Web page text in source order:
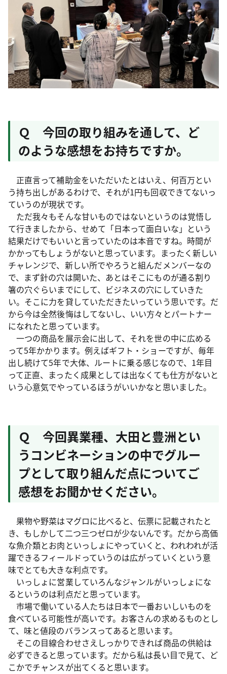
Ｑ 今回の取り組みを通して、ど
のような感想をお持ちですか。
正直言って補助金をいただいたとはいえ、何百万とい
う持ち出しがあるわけで、それが1円も回収できてないっ
ていうのが現状です。
ただ我々もそんな甘いものではないというのは覚悟し
て行きましたから、せめて「日本って面白いな」という
結果だけでもいいと言っていたのは本音ですね。時間が
かかってもしょうがないと思っています。まったく新しい
チャレンジで、新しい所でやろうと組んだメンバーなの
で、まず針の穴は開いた、あとはそこにものが通る割り
箸の穴ぐらいまでにして、ビジネスの穴にしていきた
い。そこに力を貸していただきたいっていう思いです。だ
から今は全然後悔はしてないし、いい方々とパートナー
になれたと思っています。
一つの商品を展示会に出して、それを世の中に広める
って5年かかります。例えばギフト・ショーですが、毎年
出し続けて5年で大体、ルートに乗る感じなので、1年目
って正直、まったく成果としては出なくても仕方がないと
いう心意気でやっているほうがいいかなと思いました。
Ｑ 今回異業種、大田と豊洲とい
うコンビネーションの中でグルー
プとして取り組んだ点についてご
感想をお聞かせください。
果物や野菜はマグロに比べると、伝票に記載されたと
き、もしかして二つ三つゼロが少ないんです。だから高価
な魚介類とお肉といっしょにやっていくと、われわれが活
躍できるフィールドっていうのは広がっていくという意
味でとても大きな利点です。
いっしょに営業していろんなジャンルがいっしょにな
るというのは利点だと思っています。
市場で働いている人たちは日本で一番おいしいものを
食べている可能性が高いです。お客さんの求めるものとし
て、味と値段のバランスってあると思います。
そこの目線合わせさえしっかりできれば商品の供給は
必ずできると思っています。だから私は長い目で見て、ど
こかでチャンスが出てくると思います。